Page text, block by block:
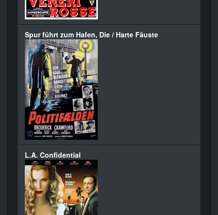
Spur führt zum Hafen, Die / Harte Fäuste
L.A. Confidential